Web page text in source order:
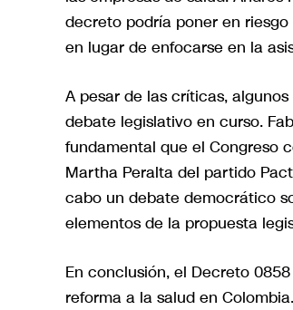
decreto podría poner en
en lugar de enfocarse en la
A pesar de las críticas,
debate legislativo en curso.
fundamental que el Congreso
Martha Peralta del partido
cabo un debate democrático
elementos de la propuesta
En conclusión, el Decreto
reforma a la salud en